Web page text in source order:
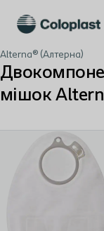
Alterna® (Алтерна)
мішок